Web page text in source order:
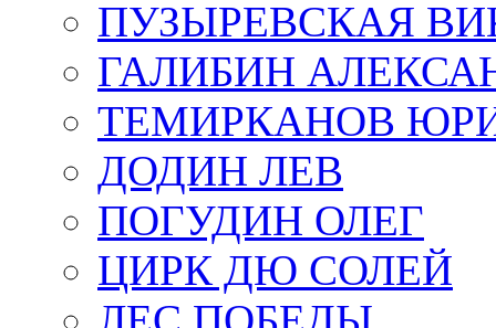
ПУЗЫРЕВСКАЯ
ГАЛИБИН
ТЕМИРКАНОВ
ДОДИН ЛЕВ
ПОГУДИН ОЛЕГ
ЦИРК ДЮ СОЛЕЙ